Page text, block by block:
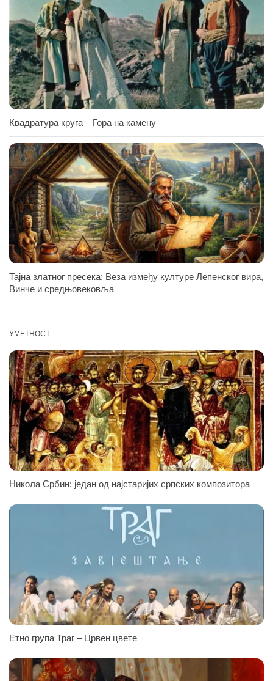
Квадратура круга – Гора на камену
Тајна златног пресека: Веза између културе Лепенског вира,
Винче и средњовековља
УМЕТНОСТ
Никола Србин: један од најстаријих српских композитора
Етно група Траг – Црвен цвете